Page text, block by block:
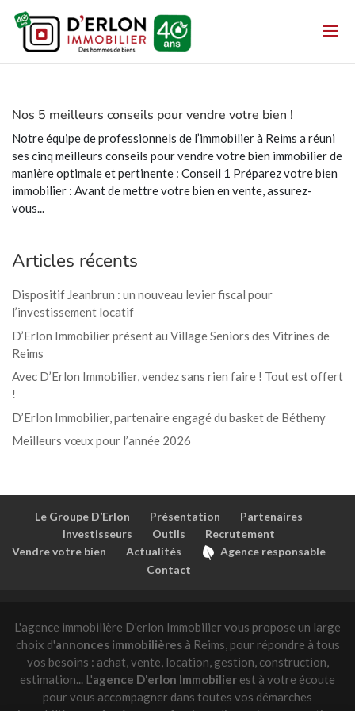
Nos 5 meilleurs conseils pour vendre votre bien !
Notre équipe de professionnels de l’immobilier à Reims a réuni
ses cinq meilleurs conseils pour vendre votre bien immobilier de
manière optimale et pertinente : Conseil 1 Préparez votre bien
immobilier : Avant de mettre votre bien en vente, assurez-
vous...
Articles récents
Dispositif Jeanbrun : un nouveau levier fiscal pour
l’investissement locatif
D’Erlon Immobilier présent au Village Seniors des Vitrines de
Reims
Avec D’Erlon Immobilier, vendez sans rien faire ! Tout est offert
!
D’Erlon Immobilier, partenaire engagé du basket de Bétheny
Meilleurs vœux pour l’année 2026
Le Groupe D’Erlon Présentation
Partenaires
Investisseurs
Outils
Recrutement
Vendre votre bien
Actualités
Agence responsable
Contact
L'agence immobilière D'erlon Immobilier vous propose un large
choix d'annonces immobilièresà Reims, pour répondre à tous
vos besoins : achat, vente, location, gestion, construction,
estimation... L'agence D'erlon Immobilier est à votre écoute
pour vous accompagner dans toutes vos démarches